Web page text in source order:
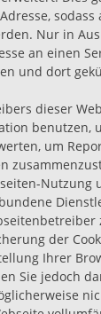
sodass
Nur in
an einen
und dort
dieser
benutzen,
um
Nutzung
der
Ihrer
Sie jedoch